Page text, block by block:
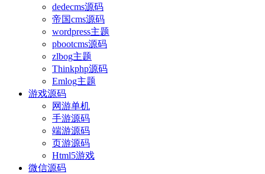
dedecms源码
帝国cms源码
wordpress主题
pbootcms源码
zlbog主题
Thinkphp源码
Emlog主题
游戏源码
网游单机
手游源码
端游源码
页游源码
Html5游戏
微信源码